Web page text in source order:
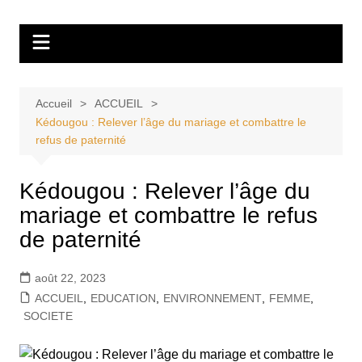
contenu
Tvdescollines
Accueil
ACCUEIL
Kédougou : Relever l’âge du mariage et combattre le
refus de paternité
Kédougou : Relever l’âge du
mariage et combattre le refus
de paternité
août 22, 2023
ACCUEIL
EDUCATION ENVIRONNEMENT, FEMME,
SOCIETE